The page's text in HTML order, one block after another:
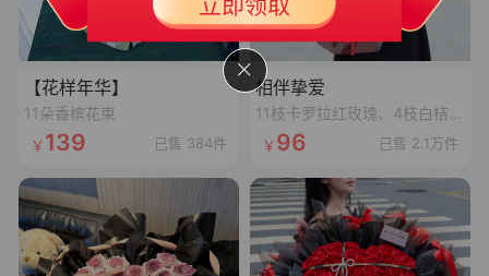
【花样年华】
11朵香槟花束
139 已售 384件
相伴挚爱
11枝卡罗拉红玫瑰、4枝白桔梗、4枝红豆、尤加利叶
96 已售 2.1万件
满399可用 有效期 365天